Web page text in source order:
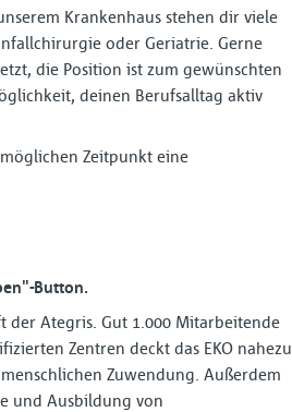
Krankenhaus stehen dir viele
oder Geriatrie. Gerne
die Position ist zum gewünschten
deinen Berufsalltag aktiv
Zeitpunkt eine
Button.
der Ategris. Gut 1.000 Mitarbeitende
Zentren deckt das EKO nahezu
Zuwendung. Außerdem
und Ausbildung von